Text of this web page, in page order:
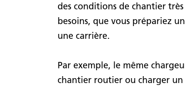
des conditions de chantier très
besoins, que vous prépariez
une carrière.
Par exemple, le même
chantier routier ou charger un